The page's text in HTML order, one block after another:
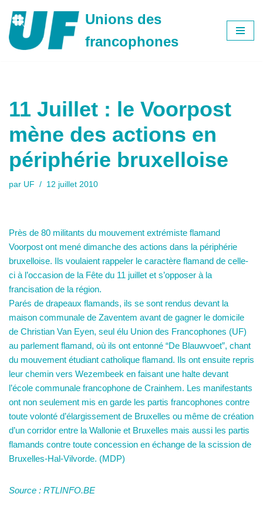
Aller
au
Unions des
francophones
11 Juillet : le Voorpost
mène des actions en
périphérie bruxelloise
par UF 12 juillet 2010
Près de 80 militants du mouvement extrémiste flamand
Voorpost ont mené dimanche des actions dans la périphérie
bruxelloise. Ils voulaient rappeler le caractère flamand de celle-
ci à l’occasion de la Fête du 11 juillet et s’opposer à la
francisation de la région.
Parés de drapeaux flamands, ils se sont rendus devant la
maison communale de Zaventem avant de gagner le domicile
de Christian Van Eyen, seul élu Union des Francophones (UF)
au parlement flamand, où ils ont entonné “De Blauwvoet”, chant
du mouvement étudiant catholique flamand. Ils ont ensuite repris
leur chemin vers Wezembeek en faisant une halte devant
l’école communale francophone de Crainhem. Les manifestants
ont non seulement mis en garde les partis francophones contre
toute volonté d’élargissement de Bruxelles ou même de création
d’un corridor entre la Wallonie et Bruxelles mais aussi les partis
flamands contre toute concession en échange de la scission de
Bruxelles-Hal-Vilvorde. (MDP)
Source : RTLINFO.BE